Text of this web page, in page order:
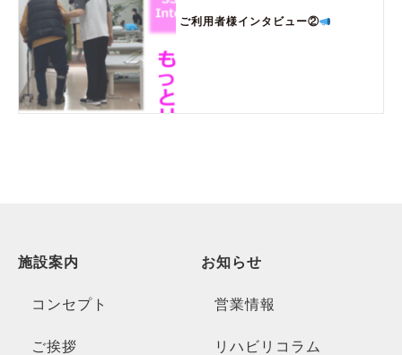
ご利用者様インタビュー②
施設案内
コンセプト
ご挨拶
お知らせ
営業情報
リハビリコラム